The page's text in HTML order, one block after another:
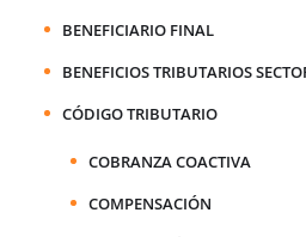
BENEFICIARIO FINAL
BENEFICIOS TRIBUTARIOS
CÓDIGO TRIBUTARIO
COBRANZA COACTIVA
COMPENSACIÓN